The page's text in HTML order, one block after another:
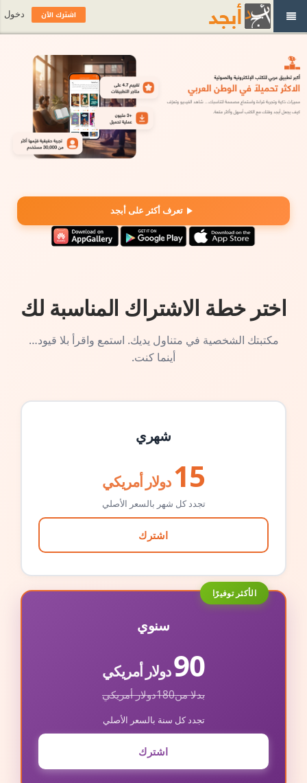
تعرف أكثر على أبجد
اختر خطة الاشتراك المناسبة لك
مكتبتك الشخصية في متناول يديك. استمع واقرأ بلا قيود…
أينما كنت.
شهري
15 دولار أمريكي
تجدد كل شهر بالسعر الأصلي
اشترك
الأكثر توفيرًا
سنوي
90دولار أمريكي
بدلا من180دولار أمريكي
تجدد كل سنة بالسعر الأصلي
اشترك
اشترك الآن دخول